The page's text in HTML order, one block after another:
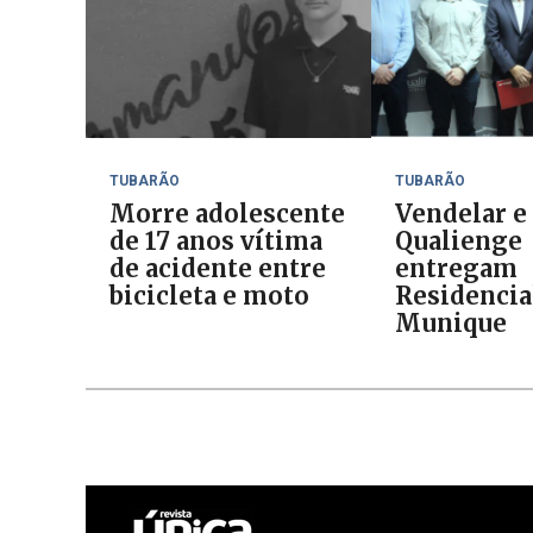
TUBARÃO
Morre adolescente
de 17 anos vítima
de acidente entre
bicicleta e moto
TUBARÃO
Vendelar e
Qualienge
entregam
Munique